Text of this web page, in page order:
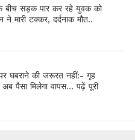
सड़क पार कर रहे युवक को
ने मारी टक्कर, दर्दनाक मौत..
घबराने की जरूरत नहीं:- गृह
अब पैसा मिलेगा वापस… पढ़ें पूरी